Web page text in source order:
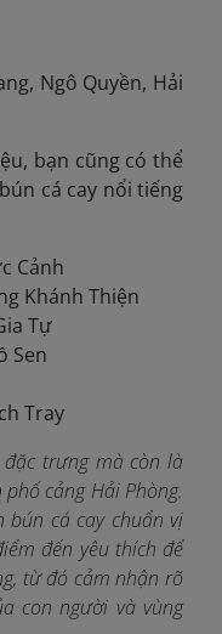
Ngô Quyền, Hải
bạn cũng có thể
cá cay nổi tiếng
Cảnh
Khánh Thiện
Tự
Sen
Tray
trưng mà còn là
cảng Hải Phòng.
bún cá cay chuẩn vị
đến yêu thích để
từ đó cảm nhận rõ
con người và vùng